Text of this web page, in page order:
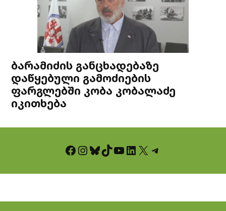
ბარამიძის განცხადებაზე
დაწყებული გამოძიების
ფარგლებში კობა კობალაძე
იკითხება
Facebook InstagramBluesky TikTok YouTube LinkedIn X Telegram